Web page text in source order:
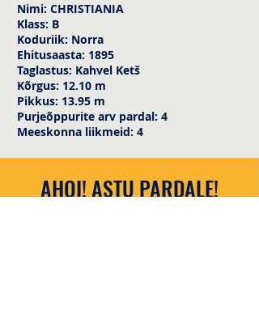
Nimi: CHRISTIANIA
Klass: B
Koduriik: Norra
Ehitusaasta: 1895
Taglastus: Kahvel Ketš
Kõrgus: 12.10 m
Pikkus: 13.95 m
Purjeõppurite arv pardal: 4
Meeskonna liikmeid: 4
AHOI! ASTU PARDALE!